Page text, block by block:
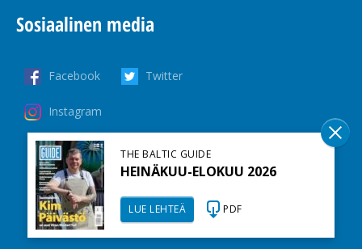
THE BALTIC GUIDE
HEINÄKUU-ELOKUU 2026
LUE LEHTEÄ PDF
Sosiaalinen media
Facebook Twitter
Instagram